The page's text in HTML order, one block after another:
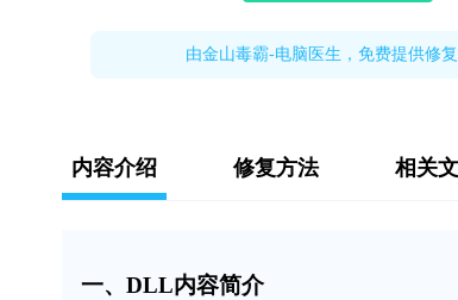
由金山毒霸-电脑医生，免费提供修
内容介绍 修复方法 相关
一、DLL内容简介